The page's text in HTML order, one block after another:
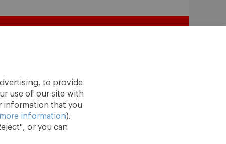
to provide
use of our site with
information that you
more information).
or you can